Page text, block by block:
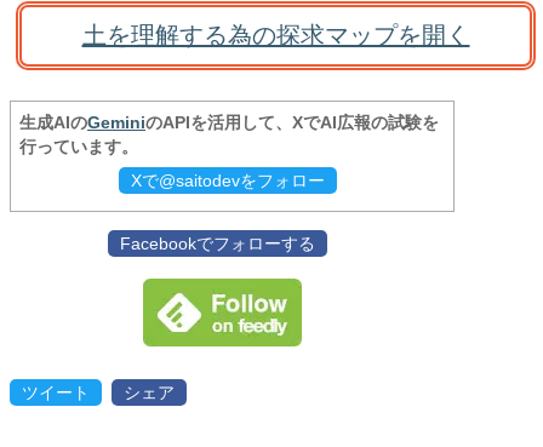
土を理解する為の探求マップを開く
生成AIのGeminiのAPIを活用して、XでAI広報の試験を
行っています。
Xで@saitodevをフォロー
Facebookでフォローする
ツイート シェア